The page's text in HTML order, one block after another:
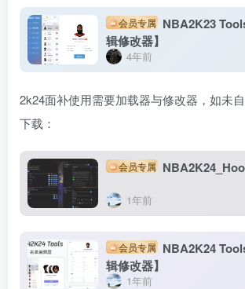
会员专属 NBA2K23
辑修改器】
4年前
2k24面补使用需要加载器与修改器，如未
下载：
会员专属
1年前
会员专属 NBA2K24
辑修改器】
1年前